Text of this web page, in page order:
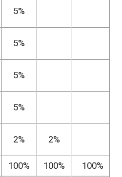
5%
5%
5%
5%
2% 2%
100% 100%
100%